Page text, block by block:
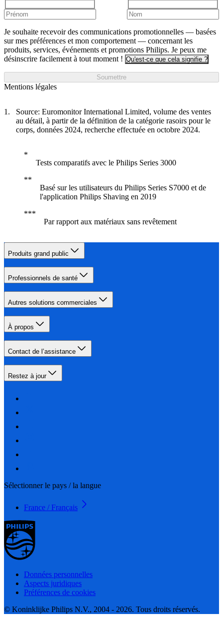
Je souhaite recevoir des communications promotionnelles — basées
sur mes préférences et mon comportement — concernant les
produits, services, événements et promotions Philips. Je peux me
désinscrire facilement à tout moment ! Qu'est-ce que cela signifie ?
Soumettre
Mentions légales
Source: Euromonitor International Limited, volume des ventes
au détail, à partir de la définition de la catégorie rasoirs pour le
corps, données 2024, recherche effectuée en octobre 2024.
Tests comparatifs avec le Philips Series 3000
Basé sur les utilisateurs du Philips Series S7000 et de
l'application Philips Shaving en 2019
Par rapport aux matériaux sans revêtement
Produits grand public
Professionnels de santé
Autres solutions commerciales
À propos
Contact de l’assistance
Restez à jour
Sélectionner le pays / la langue
France / Français
Données personnelles
Aspects juridiques
Préférences de cookies
© Koninklijke Philips N.V., 2004 - 2026. Tous droits réservés.